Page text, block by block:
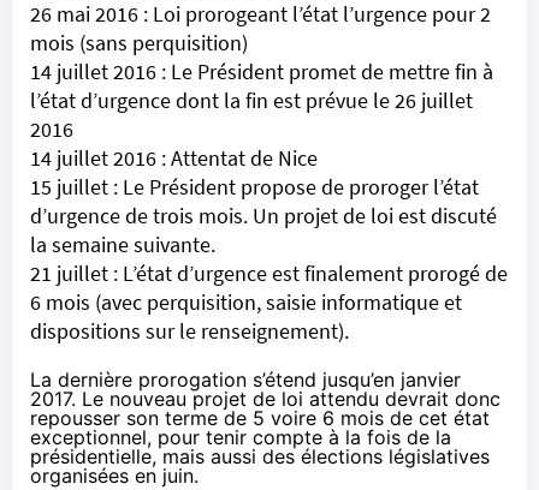
26 mai 2016 : Loi prorogeant l’état l’urgence pour 2
mois (sans perquisition)
14 juillet 2016 : Le Président promet de mettre fin à
l’état d’urgence dont la fin est prévue le 26 juillet
2016
14 juillet 2016 : Attentat de Nice
15 juillet : Le Président propose de proroger l’état
d’urgence de trois mois. Un projet de loi est discuté
la semaine suivante.
21 juillet : L’état d’urgence est finalement prorogé de
6 mois (avec perquisition, saisie informatique et
dispositions sur le renseignement).
La dernière prorogation s’étend jusqu’en janvier
2017. Le nouveau projet de loi attendu devrait donc
repousser son terme de 5 voire 6 mois de cet état
exceptionnel, pour tenir compte à la fois de la
présidentielle, mais aussi des élections législatives
organisées en juin.